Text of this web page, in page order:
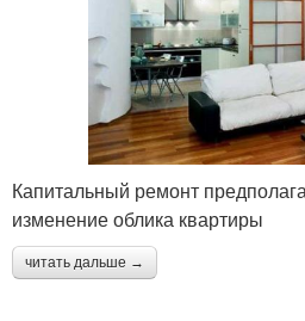
Капитальный ремонт
изменение облика квартиры
читать дальше →